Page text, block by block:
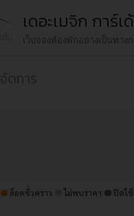
เดอะเมจิก การ์
เว็บจองห้องพักอย่างเป็นทางก
จัดการ
ล็อคชั่วคราว ไม่พบราคา ปิดใ